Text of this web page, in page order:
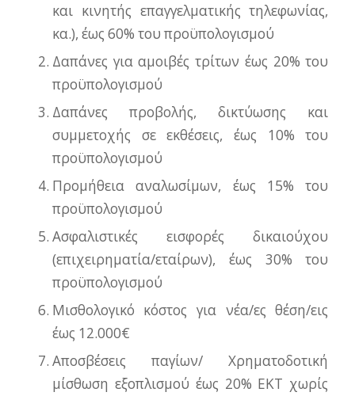
και κινητής επαγγελματικής τηλεφωνίας,
κα.), έως 60% του προϋπολογισμού
Δαπάνες για αμοιβές τρίτων έως 20% του
προϋπολογισμού
Δαπάνες προβολής, δικτύωσης και
συμμετοχής σε εκθέσεις, έως 10% του
προϋπολογισμού
Προμήθεια αναλωσίμων, έως 15% του
προϋπολογισμού
Ασφαλιστικές εισφορές δικαιούχου
(επιχειρηματία/εταίρων), έως 30% του
προϋπολογισμού
Μισθολογικό κόστος για νέα/ες θέση/εις
έως 12.000€
Αποσβέσεις παγίων/ Χρηματοδοτική
μίσθωση εξοπλισμού έως 20% ΕΚΤ χωρίς